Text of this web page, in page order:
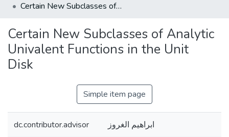
Certain New Subclasses of Analytic Univalent Functions in the Unit Disk
Certain New Subclasses of Analytic
Univalent Functions in the Unit
Disk
Simple item page
dc.contributor.advisor ابراهيم الغروز